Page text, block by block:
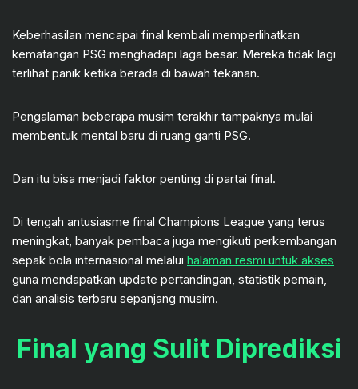
Keberhasilan mencapai final kembali memperlihatkan
kematangan PSG menghadapi laga besar. Mereka tidak lagi
terlihat panik ketika berada di bawah tekanan.
Pengalaman beberapa musim terakhir tampaknya mulai
membentuk mental baru di ruang ganti PSG.
Dan itu bisa menjadi faktor penting di partai final.
Di tengah antusiasme final Champions League yang terus
meningkat, banyak pembaca juga mengikuti perkembangan
sepak bola internasional melalui halaman resmi untuk akses
guna mendapatkan update pertandingan, statistik pemain,
dan analisis terbaru sepanjang musim.
Final yang Sulit Diprediksi